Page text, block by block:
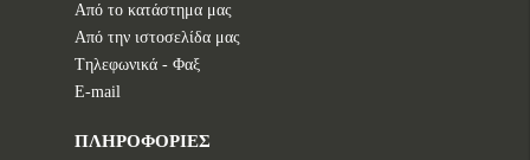
Από το κατάστημα μας
Από την ιστοσελίδα μας
Tηλεφωνικά - Φαξ
E-mail
ΠΛΗΡΟΦΟΡΙΕΣ